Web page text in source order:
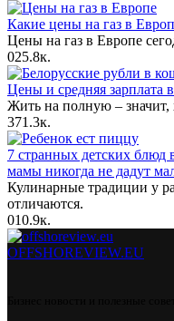
Какие цены на газ в
Цены на газ в Европе
025.8к.
Цены и средняя зарплата
Жить на полную – значит,
371.3к.
7 странных детских блюд
мамы никогда не дадут
Кулинарные традиции у
отличаются.
010.9к.
OFFSHOREVIEW.EU